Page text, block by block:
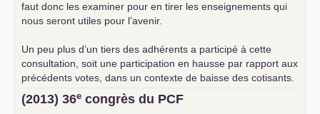
faut donc les examiner pour en tirer les enseignements qui
nous seront utiles pour l’avenir.
Un peu plus d’un tiers des adhérents a participé à cette
consultation, soit une participation en hausse par rapport aux
précédents votes, dans un contexte de baisse des cotisants.
... lire la suite
(2013) 36e congrès du PCF